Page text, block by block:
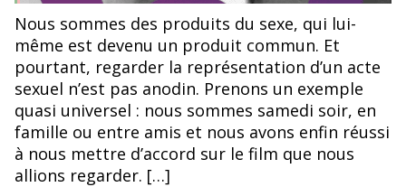
©Affiche de DoQ: partie 1, Nicolas Moreno
Nous sommes des produits du sexe, qui lui-
même est devenu un produit commun. Et
pourtant, regarder la représentation d’un acte
sexuel n’est pas anodin. Prenons un exemple
quasi universel : nous sommes samedi soir, en
famille ou entre amis et nous avons enfin réussi
à nous mettre d’accord sur le film que nous
allions regarder. […]